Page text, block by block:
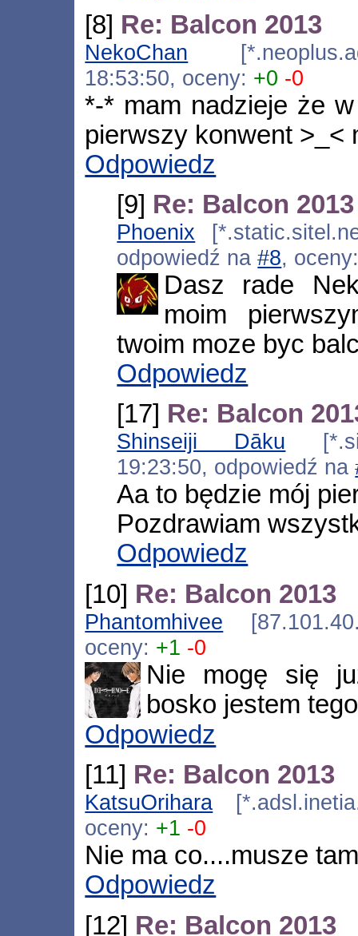
[8] Re: Balcon 2013
NekoChan
18:53:50, oceny: +0 -0
*-* mam nadzieje że
pierwszy konwent >_<
Odpowiedz
[9] Re: Balcon 2013
Phoenix
odpowiedź na#8,
Dasz rade
moim
twoim moze byc
Odpowiedz
[17] Re: Balcon
Shinseiji Dāku
19:23:50, odpowiedź na
Aa to będzie mój
Pozdrawiam
Odpowiedz
[10] Re: Balcon 2013
Phantomhivee
oceny: +1 -0
Nie mogę się
bosko jestem
Odpowiedz
[11] Re: Balcon 2013
KatsuOrihara
oceny: +1 -0
Nie ma co....musze
Odpowiedz
[12] Re: Balcon 2013